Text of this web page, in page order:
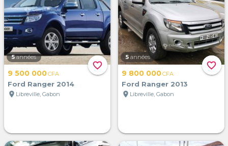
favorite_border
5 années
9 500 000CFA
Ford Ranger 2014
location_on Libreville, Gabon
favorite_border
5 années
9 800 000CFA
Ford Ranger 2013
location_on Libreville, Gabon